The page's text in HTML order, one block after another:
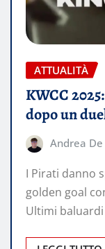
ATTUALITÀ
KWCC
dopo un
Andrea
I Pirati danno
golden goal
Ultimi baluardi